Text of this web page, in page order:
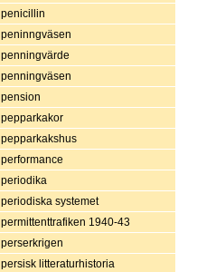
penicillin
peninngväsen
penningvärde
penningväsen
pension
pepparkakor
pepparkakshus
performance
periodika
periodiska systemet
permittenttrafiken 1940-43
perserkrigen
persisk litteraturhistoria